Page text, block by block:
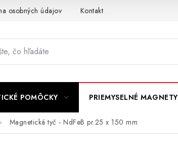
osobných údajov Kontakt
POMÔCKY PRIEMYSELNÉ MAGNETY
Magnetická tyč - NdFeB pr.25 x 150 mm